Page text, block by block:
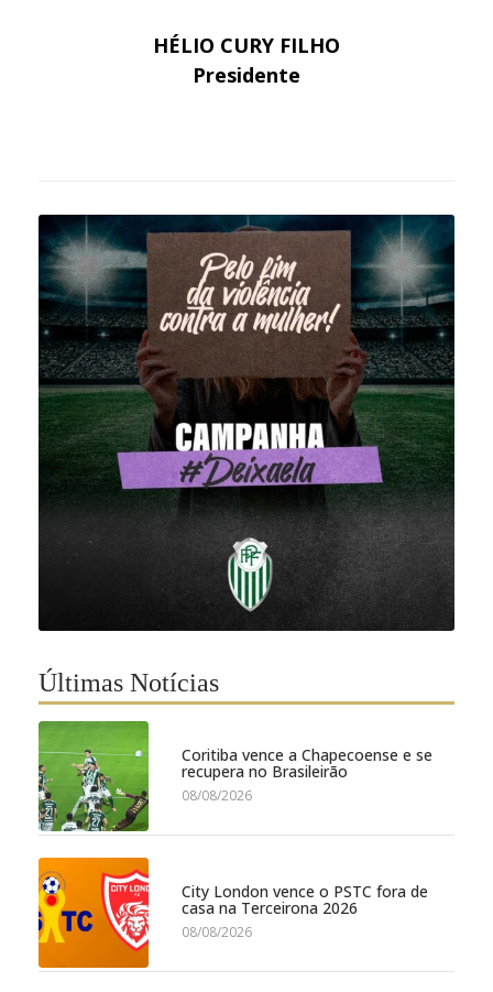
HÉLIO CURY FILHO
Presidente
Últimas Notícias
Coritiba vence a Chapecoense e se
recupera no Brasileirão
08/08/2026
City London vence o PSTC fora de
casa na Terceirona 2026
08/08/2026